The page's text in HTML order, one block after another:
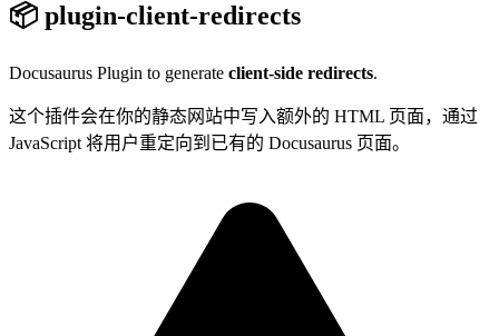
📦 plugin-client-redirects
Docusaurus Plugin to generate client-side redirects.
这个插件会在你的静态网站中写入额外的 HTML 页面，通过
JavaScript 将用户重定向到已有的 Docusaurus 页面。